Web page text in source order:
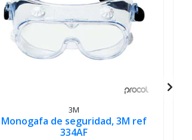
3M
Monogafa de seguridad, 3M ref
334AF